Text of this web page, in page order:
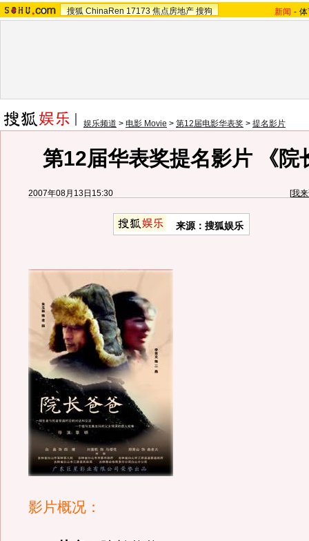
搜狐 ChinaRen 17173 焦点房地产 搜狗 新闻 -
娱乐频道 > 电影 Movie > 第12届电影华表奖 > 提名影片
第12届华表奖提名影片 《院
2007年08月13日15:30 [我
来源：搜狐娱乐
影片概况：